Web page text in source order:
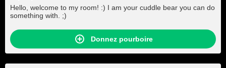
Hello, welcome to my room! :) I am your cuddle bear you can do
something with. ;)
Donnez pourboire